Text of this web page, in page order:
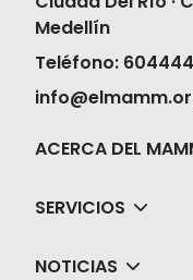
Medellín
Teléfono:
ACERCA DEL
SERVICIOS
NOTICIAS